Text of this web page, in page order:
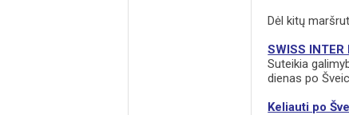
Dėl kitų
SWISS INTER
Suteikia
dienas po
Keliauti po